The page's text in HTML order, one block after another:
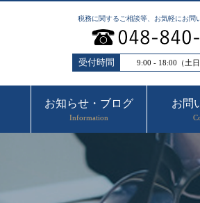
税務に関するご相談等、お気軽にお問
受付時間 9:00 - 18:00（土日
お知らせ・ブログ
Information
お問